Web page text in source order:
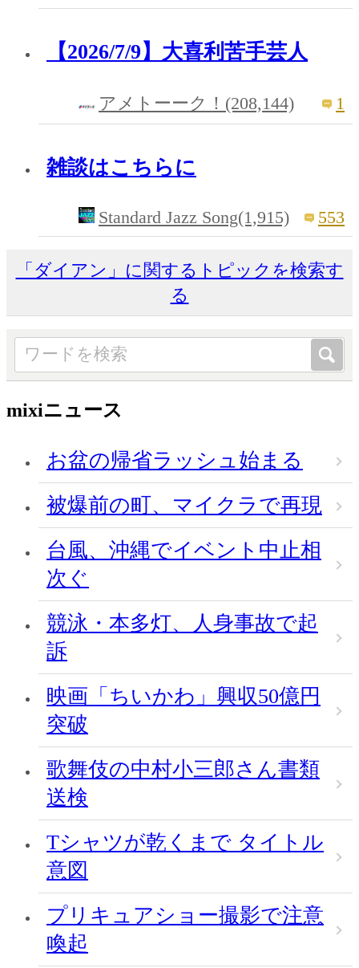
【2026/7/9】大喜利苦手芸人
アメトーーク！(208,144) 1
雑談はこちらに
Standard Jazz Song(1,915) 553
「ダイアン」に関するトピックを検索す
る
mixiニュース
お盆の帰省ラッシュ始まる
被爆前の町、マイクラで再現
台風、沖縄でイベント中止相
次ぐ
競泳・本多灯、人身事故で起
訴
映画「ちいかわ」興収50億円
突破
歌舞伎の中村小三郎さん書類
送検
Tシャツが乾くまで タイトル
意図
プリキュアショー撮影で注意
喚起